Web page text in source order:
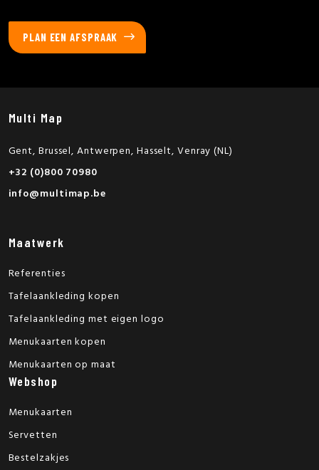
PLAN EEN AFSPRAAK
Multi Map
Gent, Brussel, Antwerpen, Hasselt, Venray (NL)
+32 (0)800 70980
info@multimap.be
Maatwerk
Referenties
Tafelaankleding kopen
Tafelaankleding met eigen logo
Menukaarten kopen
Menukaarten op maat
Webshop
Menukaarten
Servetten
Bestelzakjes